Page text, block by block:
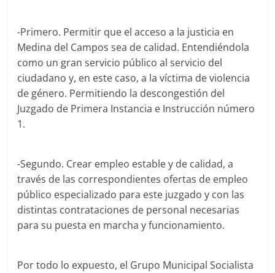
-Primero. Permitir que el acceso a la justicia en
Medina del Campos sea de calidad. Entendiéndola
como un gran servicio público al servicio del
ciudadano y, en este caso, a la víctima de violencia
de género. Permitiendo la descongestión del
Juzgado de Primera Instancia e Instrucción número
1.
-Segundo. Crear empleo estable y de calidad, a
través de las correspondientes ofertas de empleo
público especializado para este juzgado y con las
distintas contrataciones de personal necesarias
para su puesta en marcha y funcionamiento.
Por todo lo expuesto, el Grupo Municipal Socialista